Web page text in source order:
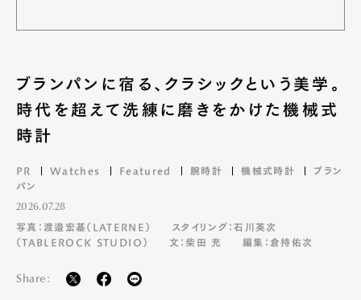
ブランパンに宿る、クラシックという美学。
時代を超えて洗練に磨きをかけた機械式
時計
PR Watches Featured 腕時計 機械式時計
ブラン
パン
2026.07.28
写真：渡邉宏基（LATERNE）
スタイリング：石川英次
（TABLEROCK STUDIO）
文：柴田 充 編集：倉持佑次
Share: